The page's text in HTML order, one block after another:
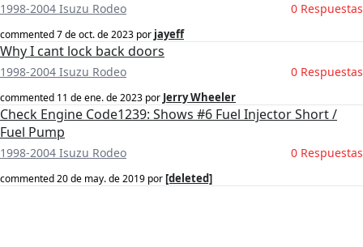
1998-2004 Isuzu Rodeo 0 Respuestas
commented7 de oct. de 2023 por jayeff
Why I cant lock back doors
1998-2004 Isuzu Rodeo 0 Respuestas
commented 11 de ene. de 2023 por Jerry Wheeler
Check Engine Code1239: Shows #6 Fuel Injector Short /
Fuel Pump
1998-2004 Isuzu Rodeo 0 Respuestas
commented20 de may. de 2019 por [deleted]